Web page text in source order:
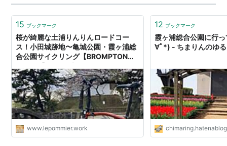
く、咲いた後まで楽しめるのが蓮の魅力です。 大きな水
滴はありませんでしたが、小さな雫が葉の上…
15 ブックマーク
桜が綺麗な土浦りんりんロードコー
ス！小田城跡地〜亀城公園・霞ヶ浦総
合公園サイクリング【BROMPTON・
行記
www.lepommier.work
12 ブックマーク
霞ヶ浦総合公園に行
∀ﾟ*) - ちまりんのゆ